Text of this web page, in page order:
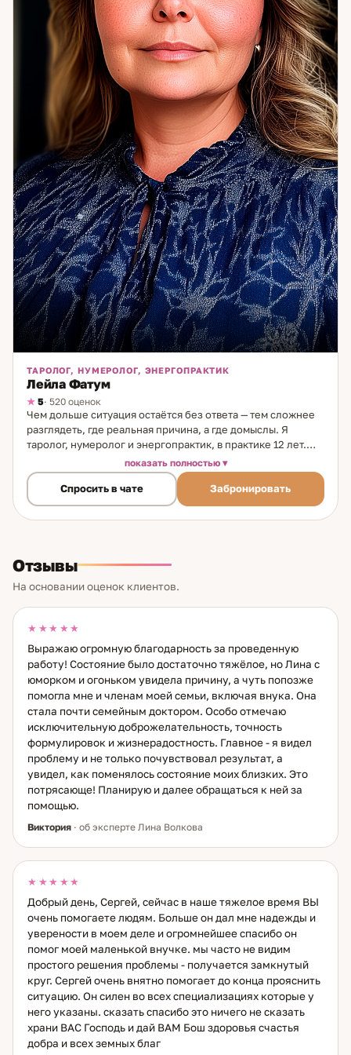
ТАРОЛОГ, НУМЕРОЛОГ, ЭНЕРГОПРАКТИК
Лейла Фатум
5· 520 оценок
Чем дольше ситуация остаётся без ответа — тем сложнее
разглядеть, где реальная причина, а где домыслы. Я
таролог, нумеролог и энергопрактик, в практике 12 лет.
Использую три инструмента в комплексе: Таро даёт
картину и прогноз, нумерология раскрывает жизненные
сценарии и закономерности, работа с состоянием
помогает устранить блоки, которые мешают движению.
Уникальное направление: работа с жизненными
выход. Темы: отношения и одиночество; финансовые
саморазвитие; конфликты и сложные ситуации. Из
практики: клиентка с убеждением «все нормальные
мужчины недоступны» изменила внутреннюю установку
месяца вышла замуж. Сейчас счастлива, ждёт ребёнка.
Готова помочь выйти на новый уровень — там, где раньше
был тупик.
показать полностью
Спросить в чате Забронировать
Отзывы
На основании оценок клиентов.
★★★★★
Выражаю огромную благодарность за проведенную
работу! Состояние было достаточно тяжёлое, но Лина с
юморком и огоньком увидела причину, а чуть попозже
помогла мне и членам моей семьи, включая внука. Она
стала почти семейным доктором. Особо отмечаю
исключительную доброжелательность, точность
формулировок и жизнерадостность. Главное - я видел
проблему и не только почувствовал результат, а
увидел, как поменялось состояние моих близких. Это
потрясающе! Планирую и далее обращаться к ней за
помощью.
Виктория · об эксперте Лина Волкова
★★★★★
Добрый день, Сергей, сейчас в наше тяжелое время ВЫ
очень помогаете людям. Больше он дал мне надежды и
уверености в моем деле и огромнейшее спасибо он
помог моей маленькой внучке. мы часто не видим
простого решения проблемы - получается замкнутый
круг. Сергей очень внятно помогает до конца прояснить
ситуацию. Он силен во всех специализациях которые у
него указаны. сказать спасибо это ничего не сказать
храни ВАС Господь и дай ВАМ Бош здоровья счастья
добра и всех земных благ